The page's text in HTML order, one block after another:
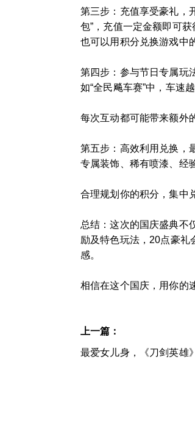
第三步：充值享受豪礼，
包”，充值一定金额即可
也可以用积分兑换游戏中
第四步：参与节日专属玩
如“全民飚车赛”中，车速
每次互动都可能带来额外
第五步：高效利用兑换，
专属装饰、稀有喷漆、经
合理规划你的积分，集中
总结：这次的国庆盛典不
励及特色玩法，20点豪礼
感。
相信在这个国庆，用你的
上一篇：
最爱女儿身，《刀剑英雄